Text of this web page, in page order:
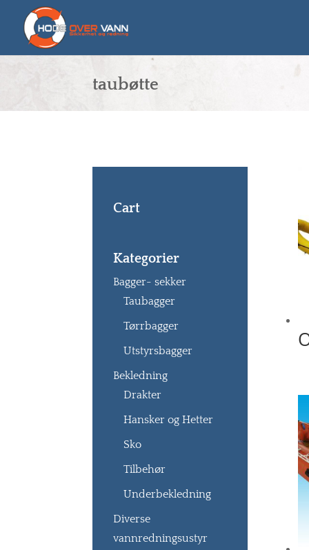
taubøtte
Cart
Kategorier
Bagger- sekker
Taubagger
Tørrbagger
Utstyrsbagger
Bekledning
Drakter
Hansker og Hetter
Sko
Tilbehør
Underbekledning
Diverse
vannredningsustyr